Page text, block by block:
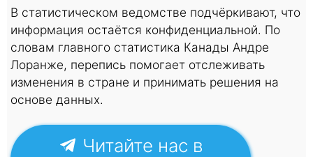
В статистическом ведомстве подчёркивают, что
информация остаётся конфиденциальной. По
словам главного статистика Канады Андре
Лоранже, перепись помогает отслеживать
изменения в стране и принимать решения на
основе данных.
Читайте нас в